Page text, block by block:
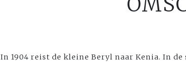
In 1904 reist de kleine Beryl naar Kenia. In